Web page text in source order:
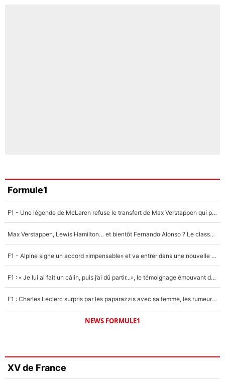
Formule1
F1 - Une légende de McLaren refuse le transfert de Max Verstappen qui pourrait «faire des vagues» et plomber l'ambiance dans l'équipe
Max Verstappen, Lewis Hamilton… et bientôt Fernando Alonso ? Le classement des pilotes les mieux payés en Formule 1 risque de changer !
F1 - Alpine signe un accord «impensable» et va entrer dans une nouvelle dimension : Grande nouvelle pour Pierre Gasly !
F1 : « Je lui ai fait un câlin, puis j’ai dû partir...», le témoignage émouvant de Max Verstappen sur sa fille
F1 : Charles Leclerc surpris par les paparazzis avec sa femme, les rumeurs étaient vraies !
NEWS FORMULE1
XV de France